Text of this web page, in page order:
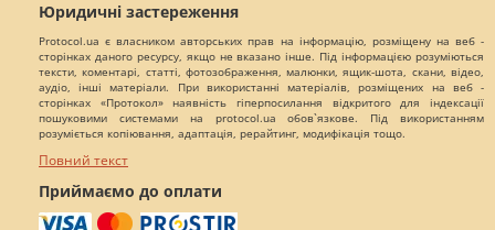
Юридичні застереження
Protocol.ua є власником авторських прав на інформацію, розміщену на веб -
сторінках даного ресурсу, якщо не вказано інше. Під інформацією розуміються
тексти, коментарі, статті, фотозображення, малюнки, ящик-шота, скани, відео,
аудіо, інші матеріали. При використанні матеріалів, розміщених на веб -
сторінках «Протокол» наявність гіперпосилання відкритого для індексації
пошуковими системами на protocol.ua обов`язкове. Під використанням
розуміється копіювання, адаптація, рерайтинг, модифікація тощо.
Повний текст
Приймаємо до оплати